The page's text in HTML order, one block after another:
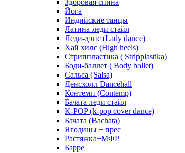
Здоровая спина
Йога
Индийские танцы
Латина леди стайл
Леди-дэнс (Lady dance)
Хай хилс (High heels)
Стриппластика ( Stripplastika)
Боди-баллет ( Body ballet)
Сальса (Salsa)
Денсхолл Dancehall
Контемп (Contemp)
Бачата леди стайл
K-POP (k-pop cover dance)
Бачата (Bachata)
Ягодицы + прес
Растяжка+МФР
Барре